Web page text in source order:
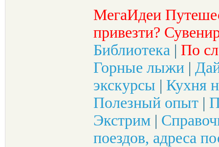
МегаИдеи
привезти?
Библиотека | По
Горные лыжи |
экскурсы | Кухня
Полезный опыт |
Экстрим |
поездов, адреса